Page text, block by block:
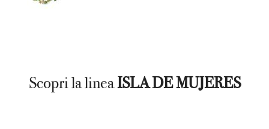
Scopri la lineaISLA DE MUJERES